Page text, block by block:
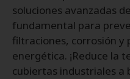
soluciones avanzadas
fundamental para
filtraciones, corrosión y
energética. ¡Reduce la
cubiertas industriales a